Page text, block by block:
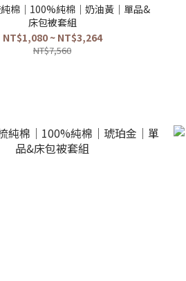
棉｜100%純棉｜奶油黃｜單品&
床包被套組
NT$1,080 ~ NT$3,264
NT$7,560